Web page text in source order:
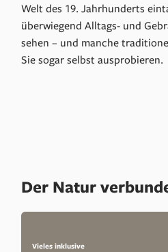
Welt des 19. Jahrhunderts
überwiegend Alltags- und
sehen – und manche
Sie sogar selbst ausprobieren.
Der Natur
Vieles inklusive